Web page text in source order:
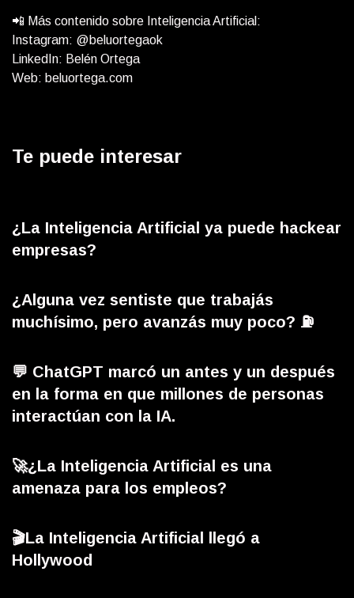
📲 Más contenido sobre Inteligencia Artificial:
Instagram: @beluortegaok
LinkedIn: Belén Ortega
Web: beluortega.com
Te puede interesar
¿La Inteligencia Artificial ya puede hackear
empresas?
¿Alguna vez sentiste que trabajás
muchísimo, pero avanzás muy poco? ⛽
💬 ChatGPT marcó un antes y un después
en la forma en que millones de personas
interactúan con la IA.
🚀¿La Inteligencia Artificial es una
amenaza para los empleos?
🎬La Inteligencia Artificial llegó a
Hollywood